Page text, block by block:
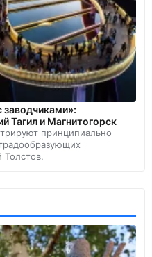
заводчиками»:
Тагил и Магнитогорск
принципиально
Толстов.